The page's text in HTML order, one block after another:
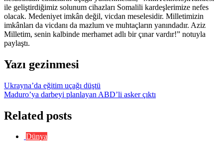
ile geliştirdiğimiz solunum cihazları Somalili kardeşlerimize nefes
olacak. Medeniyet imkân değil, vicdan meselesidir. Milletimizin
imkânları da vicdanı da mazlum ve muhtaçların yanındadır. Aziz
Milletim, senin kalbinde merhamet adlı bir çınar vardır!” notuyla
paylaştı.
Yazı gezinmesi
Ukrayna’da eğitim uçağı düştü
Maduro’ya darbeyi planlayan ABD’li asker çıktı
Related posts
Dünya